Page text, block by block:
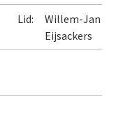
Lid:
Willem-Jan
Eijsackers